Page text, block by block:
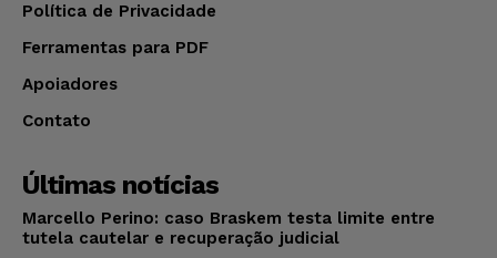
Política de Privacidade
Ferramentas para PDF
Apoiadores
Contato
Últimas notícias
Marcello Perino: caso Braskem testa limite entre
tutela cautelar e recuperação judicial